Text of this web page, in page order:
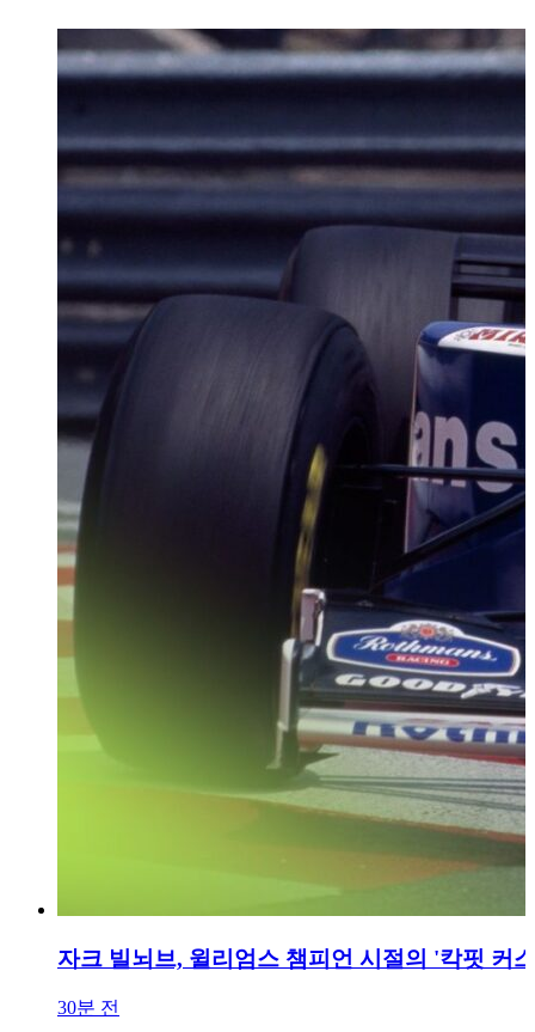
자크 빌뇌브, 윌리엄스 챔피언 시절의 '칵핏 커
30분 전